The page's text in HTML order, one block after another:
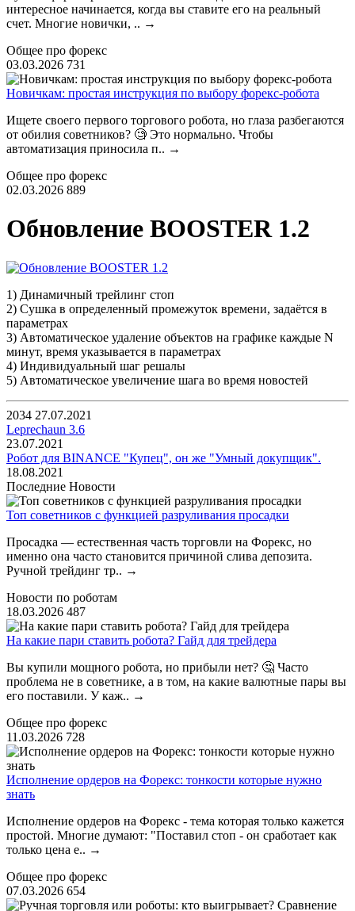
интересное начинается, когда вы ставите его на реальный
счет. Многие новички, .. →
Общее про форекс
03.03.2026 731
Новичкам: простая инструкция по выбору форекс-робота
Ищете своего первого торгового робота, но глаза разбегаются
от обилия советников? 🧐 Это нормально. Чтобы
автоматизация приносила п.. →
Общее про форекс
02.03.2026 889
Обновление BOOSTER 1.2
1) Динамичный трейлинг стоп
2) Сушка в определенный промежуток времени, задаётся в
параметрах
3) Автоматическое удаление объектов на графике каждые N
минут, время указывается в параметрах
4) Индивидуальный шаг решалы
5) Автоматическое увеличение шага во время новостей
2034 27.07.2021
Leprechaun 3.6
23.07.2021
Робот для BINANCE "Купец", он же "Умный докупщик".
18.08.2021
Последние Новости
Топ советников с функцией разруливания просадки
Просадка — естественная часть торговли на Форекс, но
именно она часто становится причиной слива депозита.
Ручной трейдинг тр.. →
Новости по роботам
18.03.2026 487
На какие пари ставить робота? Гайд для трейдера
Вы купили мощного робота, но прибыли нет? 🤔 Часто
проблема не в советнике, а в том, на какие валютные пары вы
его поставили. У каж.. →
Общее про форекс
11.03.2026 728
Исполнение ордеров на Форекс: тонкости которые нужно
знать
Исполнение ордеров на Форекс - тема которая только кажется
простой. Многие думают: "Поставил стоп - он сработает как
только цена е.. →
Общее про форекс
07.03.2026 654